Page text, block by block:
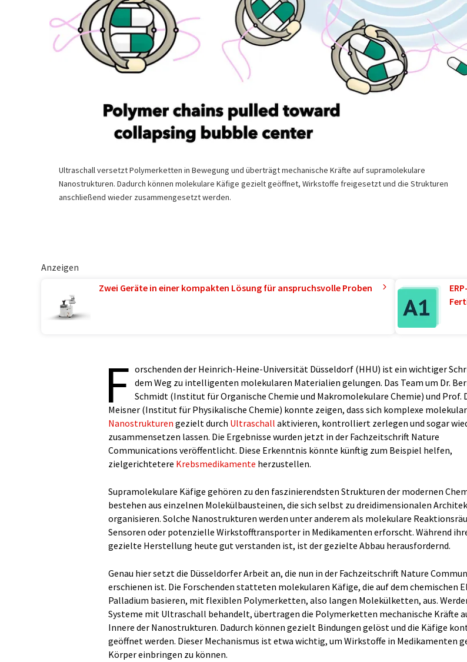
Ultraschall versetzt Polymerketten in Bewegung und überträgt mechanische Kräfte auf supramolekulare
Nanostrukturen. Dadurch können molekulare Käfige gezielt geöffnet, Wirkstoffe freigesetzt und die Strukturen
anschließend wieder zusammengesetzt werden.
Anzeigen
Zwei Geräte in einer kompakten Lösung für anspruchsvolle Proben
F orschenden der Heinrich-Heine-Universität Düsseldorf (HHU) ist ein wichtiger
dem Weg zu intelligenten molekularen Materialien gelungen. Das Team um Dr.
Schmidt (Institut für Organische Chemie und Makromolekulare Chemie) und Prof.
Meisner (Institut für Physikalische Chemie) konnte zeigen, dass sich komplexe
Nanostrukturen gezielt durch Ultraschall aktivieren, kontrolliert zerlegen und sogar
zusammensetzen lassen. Die Ergebnisse wurden jetzt in der Fachzeitschrift Nature
Communications veröffentlicht. Diese Erkenntnis könnte künftig zum Beispiel helfen,
zielgerichtetere Krebsmedikamente herzustellen.
Supramolekulare Käfige gehören zu den faszinierendsten Strukturen der modernen
bestehen aus einzelnen Molekülbausteinen, die sich selbst zu dreidimensionalen
organisieren. Solche Nanostrukturen werden unter anderem als molekulare
Sensoren oder potenzielle Wirkstofftransporter in Medikamenten erforscht. Während
gezielte Herstellung heute gut verstanden ist, ist der gezielte Abbau herausfordernd.
Genau hier setzt die Düsseldorfer Arbeit an, die nun in der Fachzeitschrift Nature
erschienen ist. Die Forschenden statteten molekularen Käfige, die auf dem chemischen
Palladium basieren, mit flexiblen Polymerketten, also langen Molekülketten, aus.
Systeme mit Ultraschall behandelt, übertragen die Polymerketten mechanische Kräfte
Innere der Nanostrukturen. Dadurch können gezielt Bindungen gelöst und die Käfige
geöffnet werden. Dieser Mechanismus ist etwa wichtig, um Wirkstoffe in Medikamenten
Körper einbringen zu können.